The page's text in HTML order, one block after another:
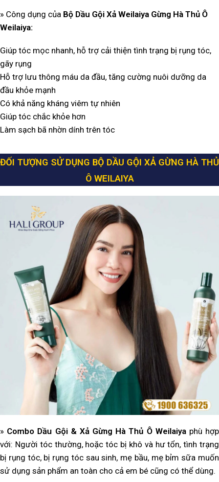
» Công dụng của Bộ Dầu Gội Xả Weilaiya Gừng Hà Thủ Ô
Weilaiya:
Giúp tóc mọc nhanh, hỗ trợ cải thiện tình trạng bị rụng tóc,
gãy rụng
Hỗ trợ lưu thông máu da đầu, tăng cường nuôi dưỡng da
đầu khỏe mạnh
Có khả năng kháng viêm tự nhiên
Giúp tóc chắc khỏe hơn
Làm sạch bã nhờn dính trên tóc
ĐỐI TƯỢNG SỬ DỤNG BỘ DẦU GỘI XẢ GỪNG HÀ THỦ
Ô WEILAIYA
» Combo Dầu Gội & Xả Gừng Hà Thủ Ô Weilaiya phù hợp
với: Người tóc thường, hoặc tóc bị khô và hư tổn, tình trạng
bị rụng tóc, bị rụng tóc sau sinh, mẹ bầu, mẹ bỉm sữa muốn
sử dụng sản phẩm an toàn cho cả em bé cũng có thể dùng.